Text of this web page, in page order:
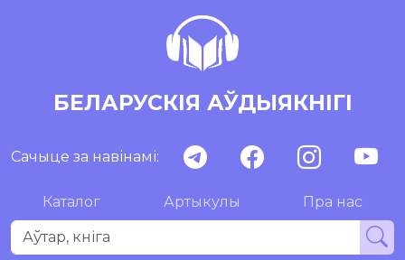
БЕЛАРУСКІЯ АЎДЫЯКНІГІ
Сачыце за навінамі:
Каталог Артыкулы Пра нас